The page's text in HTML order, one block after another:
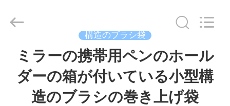
2017
Chanmy
Cosmetics
構造のブラシ袋
ミラーの携帯用ペンのホール
ダーの箱が付いている小型構
造のブラシの巻き上げ袋